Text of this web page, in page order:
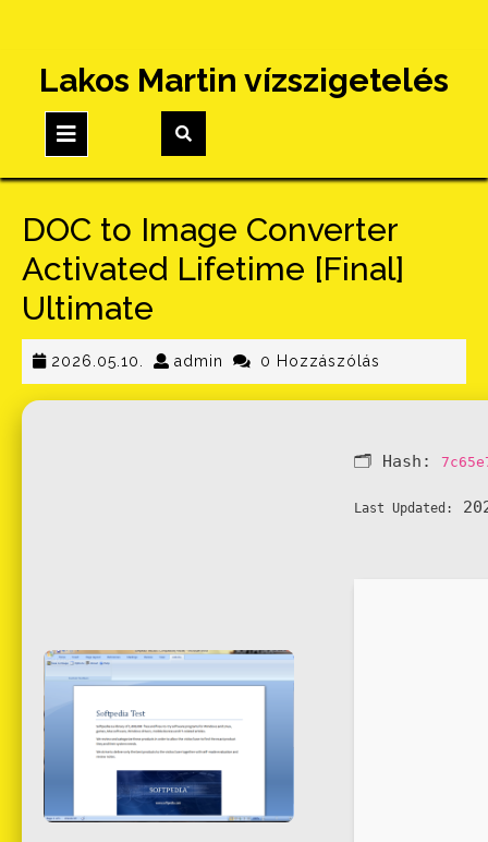
content
Lakos Martin vízszigetelés
Button
DOC to Image Converter
Activated Lifetime [Final]
Ultimate
2026.05.10. 2026.05.10.
admin admin0 Hozzászólás
🗂 Hash:
Last Updated: